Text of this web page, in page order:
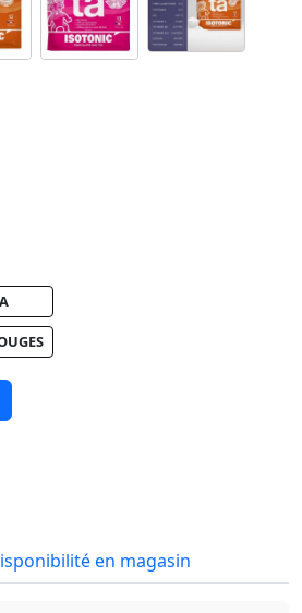
en magasin